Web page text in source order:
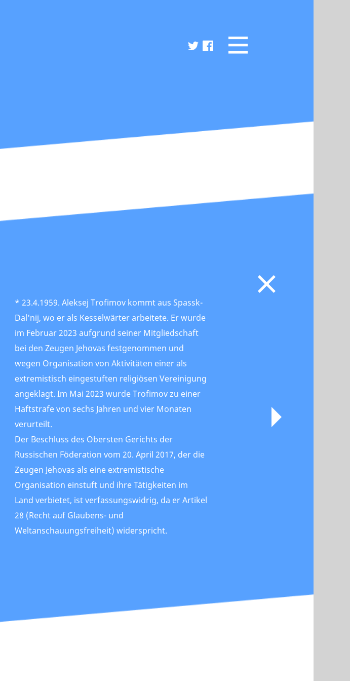
* 23.4.1959. Aleksej Trofimov kommt aus Spassk-
Dal'nij, wo er als Kesselwärter arbeitete. Er wurde
im Februar 2023 aufgrund seiner Mitgliedschaft
bei den Zeugen Jehovas festgenommen und
wegen Organisation von Aktivitäten einer als
extremistisch eingestuften religiösen Vereinigung
angeklagt. Im Mai 2023 wurde Trofimov zu einer
Haftstrafe von sechs Jahren und vier Monaten
verurteilt.
Der Beschluss des Obersten Gerichts der
Russischen Föderation vom 20. April 2017, der die
Zeugen Jehovas als eine extremistische
Organisation einstuft und ihre Tätigkeiten im
Land verbietet, ist verfassungswidrig, da er Artikel
28 (Recht auf Glaubens- und
Weltanschauungsfreiheit) widerspricht.